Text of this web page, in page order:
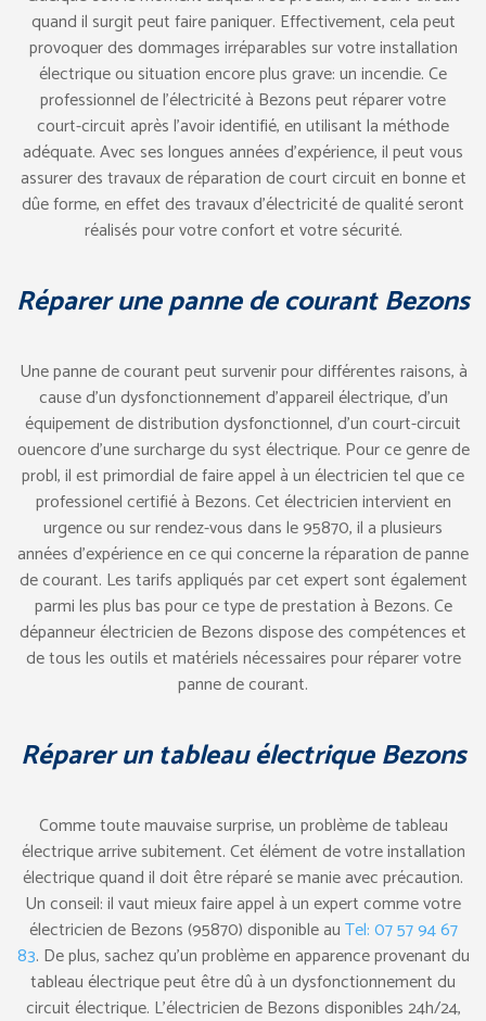
quand il surgit peut faire paniquer. Effectivement, cela peut
provoquer des dommages irréparables sur votre installation
électrique ou situation encore plus grave: un incendie. Ce
professionnel de l’électricité à Bezons peut réparer votre
court-circuit après l’avoir identifié, en utilisant la méthode
adéquate. Avec ses longues années d’expérience, il peut vous
assurer des travaux de réparation de court circuit en bonne et
dûe forme, en effet des travaux d’électricité de qualité seront
réalisés pour votre confort et votre sécurité.
Réparer une panne de courant Bezons
Une panne de courant peut survenir pour différentes raisons, à
cause d’un dysfonctionnement d’appareil électrique, d’un
équipement de distribution dysfonctionnel, d’un court-circuit
ouencore d’une surcharge du syst électrique. Pour ce genre de
probl, il est primordial de faire appel à un électricien tel que ce
professionel certifié à Bezons. Cet électricien intervient en
urgence ou sur rendez-vous dans le 95870, il a plusieurs
années d’expérience en ce qui concerne la réparation de panne
de courant. Les tarifs appliqués par cet expert sont également
parmi les plus bas pour ce type de prestation à Bezons. Ce
dépanneur électricien de Bezons dispose des compétences et
de tous les outils et matériels nécessaires pour réparer votre
panne de courant.
Réparer un tableau électrique Bezons
Comme toute mauvaise surprise, un problème de tableau
électrique arrive subitement. Cet élément de votre installation
électrique quand il doit être réparé se manie avec précaution.
Un conseil: il vaut mieux faire appel à un expert comme votre
électricien de Bezons (95870) disponible auTel: 07 57 94 67
83. De plus, sachez qu’un problème en apparence provenant du
tableau électrique peut être dû à un dysfonctionnement du
circuit électrique. L’électricien de Bezons disponibles 24h/24,